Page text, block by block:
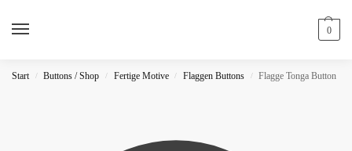
0
Start / Buttons / Shop / Fertige Motive / Flaggen Buttons / Flagge Tonga Button